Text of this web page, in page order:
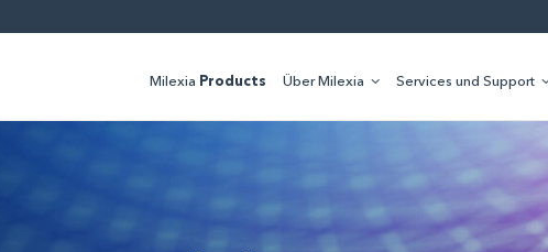
Milexia Products Über Milexia Services und Support